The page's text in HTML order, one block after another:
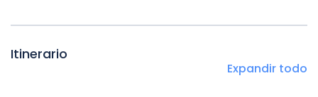
Itinerario
Expandir todo